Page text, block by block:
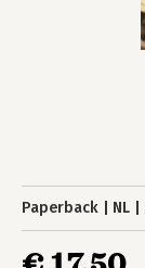
Paperback NL